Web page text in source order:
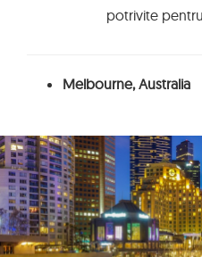
potrivite
Melbourne, Australia